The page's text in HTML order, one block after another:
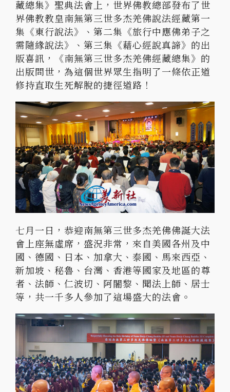
藏總集》聖典法會上，世界佛教總部發布了世
界佛教教皇南無第三世多杰羌佛說法經藏第一
集《東行說法》、第二集《旅行中應佛弟子之
需隨緣說法》、第三集《藉心經說真諦》的出
版喜訊，《南無第三世多杰羌佛經藏總集》的
出版問世，為這個世界眾生指明了一條依正道
修持直取生死解脫的捷徑道路！
七月一日，恭迎南無第三世多杰羌佛佛誕大法
會上座無虛席，盛況非常，來自美國各州及中
國、德國、日本、加拿大、泰國、馬來西亞、
新加坡、秘魯、台灣、香港等國家及地區的尊
者、法師、仁波切、阿闍黎、聞法上師、居士
等，共一千多人參加了這場盛大的法會。